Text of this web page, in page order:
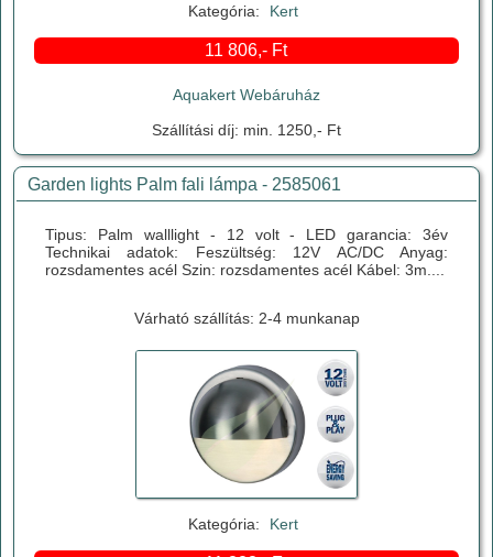
Kategória: Kert
11 806,- Ft
Aquakert Webáruház
Szállítási díj: min. 1250,- Ft
Garden lights Palm fali lámpa - 2585061
Tipus: Palm walllight - 12 volt - LED garancia: 3év
Technikai adatok: Feszültség: 12V AC/DC Anyag:
rozsdamentes acél Szin: rozsdamentes acél Kábel: 3m....
Várható szállítás: 2-4 munkanap
Kategória: Kert